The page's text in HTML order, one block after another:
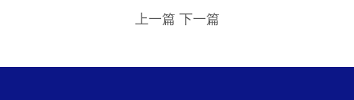
上一篇 下一篇